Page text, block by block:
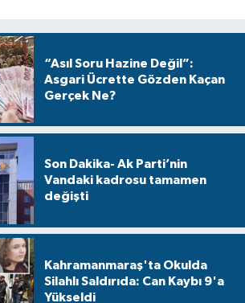
“Asıl Soru Hazine Değil”:
Asgari Ücrette Gözden Kaçan
Gerçek Ne?
Son Dakika- Ak Parti’nin
Vandaki kadrosu tamamen
değişti
Kahramanmaraş'ta Okulda
Silahlı Saldırıda: Can Kaybı 9'a
Yükseldi